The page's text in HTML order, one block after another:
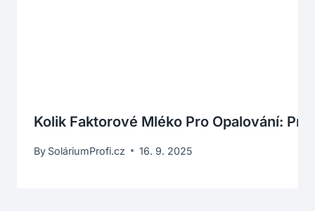
Kolik Faktorové Mléko Pro Opalování:
By SoláriumProfi.cz 16. 9. 2025